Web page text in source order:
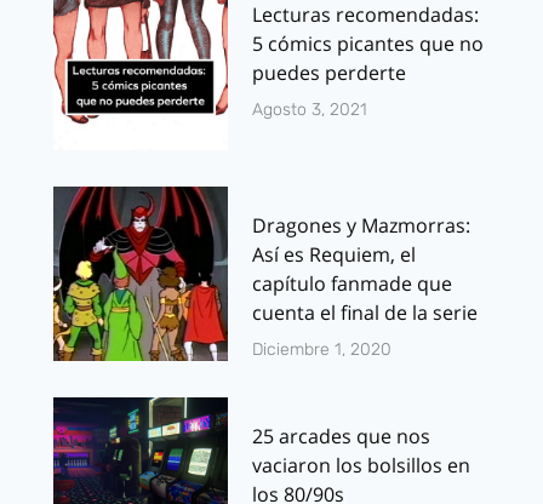
Lecturas recomendadas:
5 cómics picantes que no
puedes perderte
Agosto 3, 2021
Dragones y Mazmorras:
Así es Requiem, el
capítulo fanmade que
cuenta el final de la serie
Diciembre 1, 2020
25 arcades que nos
vaciaron los bolsillos en
los 80/90s